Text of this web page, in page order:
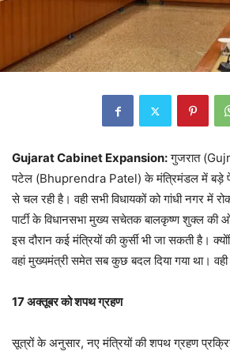
Gujarat Cabinet Expansion:गुजरात
पटेल (Bhuprendra Patel) के मंत्रिमंडल में बड़े
से चल रही है। वही सभी विधायकों को गांधी नगर में
पार्टी के विधानसभा मुख्य सचेतक बालकृष्ण शुक्ल की
इस दौरान कई मंत्रियों की कुर्सी भी जा सकती है।
वहां मुख्यमंत्री समेत सब कुछ बदल दिया गया था। वही
17 अक्तूबर को शपथ ग्रहण
सूत्रों के अनुसार, नए मंत्रियों की शपथ ग्रहण